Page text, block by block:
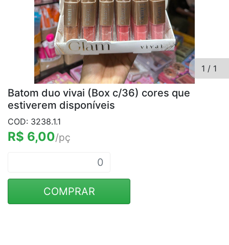
1 / 1
Batom duo vivai (Box c/36) cores que
estiverem disponíveis
COD: 3238.1.1
R$ 6,00/pç
COMPRAR